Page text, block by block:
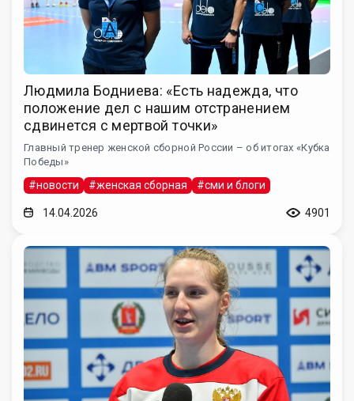
Людмила Бодниева: «Есть надежда, что
положение дел с нашим отстранением
сдвинется с мертвой точки»
Главный тренер женской сборной России – об итогах «Кубка
Победы»
#новости #женская сборная #сми и блоги
14.04.2026 4901